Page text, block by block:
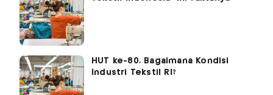
HUT ke-80, Bagaimana Kondisi
Industri Tekstil RI?